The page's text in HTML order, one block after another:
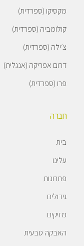
מקסיקו (ספרדית)
קולומביה (ספרדית)
צ׳ילה (ספרדית)
דרום אפריקה (אנגלית)
פרו (ספרדית)
חברה
בית
עלינו
פתרונות
גידולים
מזיקים
האבקה טבעית